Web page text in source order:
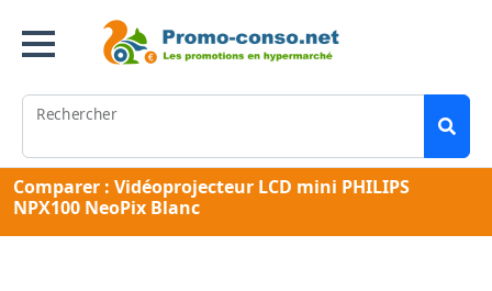
Rechercher
Comparer : Vidéoprojecteur LCD mini PHILIPS
NPX100 NeoPix Blanc